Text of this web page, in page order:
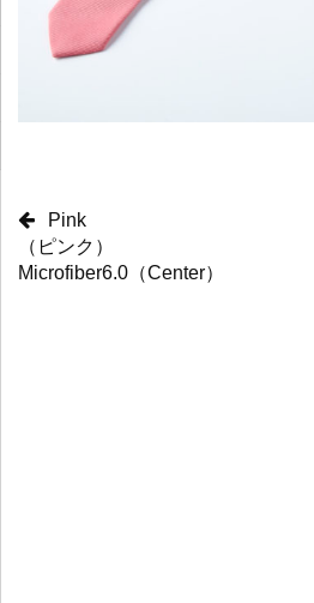
Pink
（ピンク）
Microfiber6.0（Center）